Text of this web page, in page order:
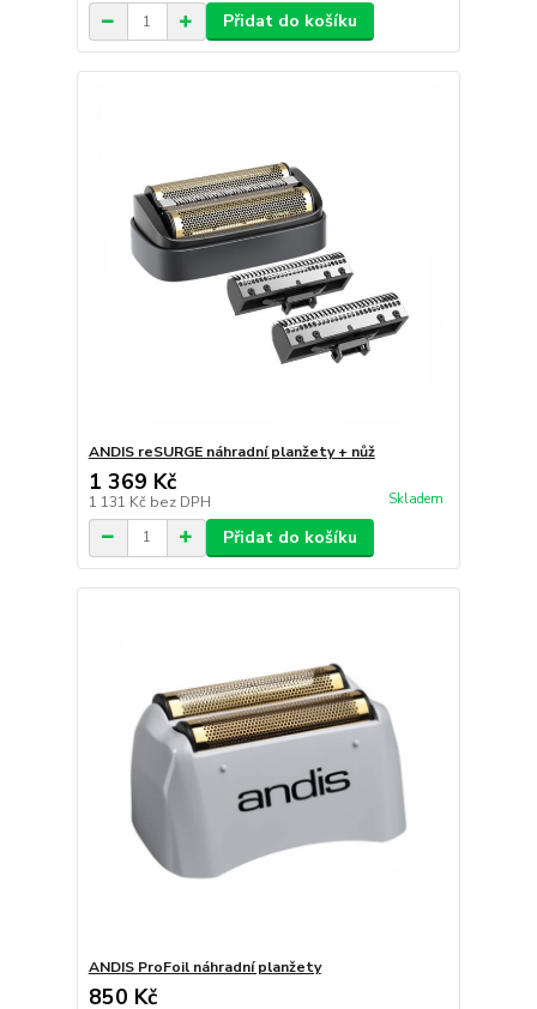
Přidat do košíku
ANDIS reSURGE náhradní planžety + nůž
1 369 Kč
1 131 Kč bez DPH Skladem
Přidat do košíku
ANDIS ProFoil náhradní planžety
850 Kč